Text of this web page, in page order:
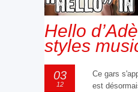
Hello
styles
03
12
Ce gars
est